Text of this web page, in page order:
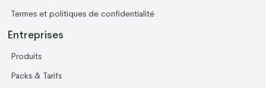
Termes et politiques de confidentialité
Entreprises
Produits
Packs & Tarifs